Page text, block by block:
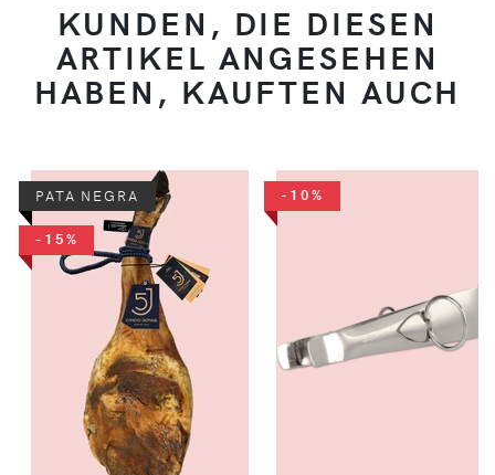
KUNDEN, DIE DIESEN
ARTIKEL ANGESEHEN
HABEN, KAUFTEN AUCH
PATA NEGRA
-15%
-10%